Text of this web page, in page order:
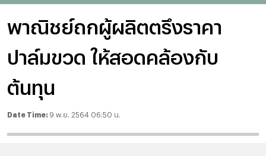
พาณิชย์ถกผู้ผลิตตรึงราคา
ปาล์มขวด ให้สอดคล้องกับ
ต้นทุน
Date Time: 9 พ.ย. 2564 06:50 น.